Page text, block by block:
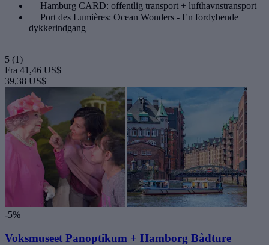
Hamburg CARD: offentlig transport + lufthavnstransport
Port des Lumières: Ocean Wonders - En fordybende
dykkerindgang
5 (1)
Fra 41,46 US$
39,38 US$
-5%
Voksmuseet Panoptikum + Hamborg Bådture